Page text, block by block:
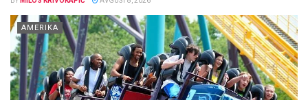
AMERIKA